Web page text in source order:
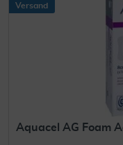
Versand
Aquacel AG Foam